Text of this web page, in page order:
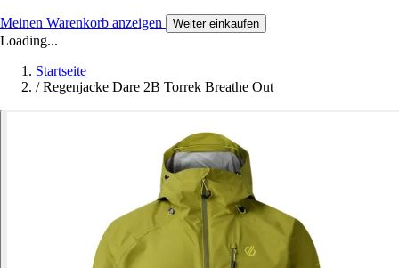
Meinen Warenkorb anzeigen Weiter einkaufen
Loading...
Startseite
/ Regenjacke Dare 2B Torrek Breathe Out